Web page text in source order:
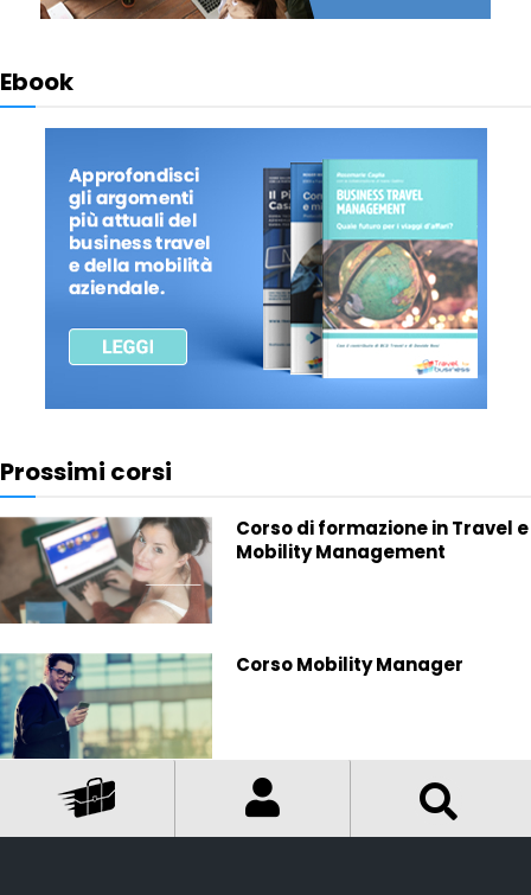
Ebook
Prossimi corsi
Corso di formazione in Travel e
Mobility Management
Corso Mobility Manager